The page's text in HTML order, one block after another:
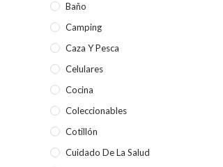
Baño
Camping
Caza Y Pesca
Celulares
Cocina
Coleccionables
Cotillón
Cuidado De La Salud